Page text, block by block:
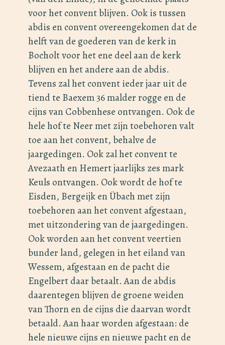
voor het convent blijven. Ook is tussen
abdis en convent overeengekomen dat de
helft van de goederen van de kerk in
Bocholt voor het ene deel aan de kerk
blijven en het andere aan de abdis.
Tevens zal het convent ieder jaar uit de
tiend te Baexem 36 malder rogge en de
cijns van Cobbenhese ontvangen. Ook de
hele hof te Neer met zijn toebehoren valt
toe aan het convent, behalve de
jaargedingen. Ook zal het convent te
Avezaath en Hemert jaarlijks zes mark
Keuls ontvangen. Ook wordt de hof te
Eisden, Bergeijk en Übach met zijn
toebehoren aan het convent afgestaan,
met uitzondering van de jaargedingen.
Ook worden aan het convent veertien
bunder land, gelegen in het eiland van
Wessem, afgestaan en de pacht die
Engelbert daar betaalt. Aan de abdis
daarentegen blijven de groene weiden
van Thorn en de cijns die daarvan wordt
betaald. Aan haar worden afgestaan: de
hele nieuwe cijns en nieuwe pacht en de